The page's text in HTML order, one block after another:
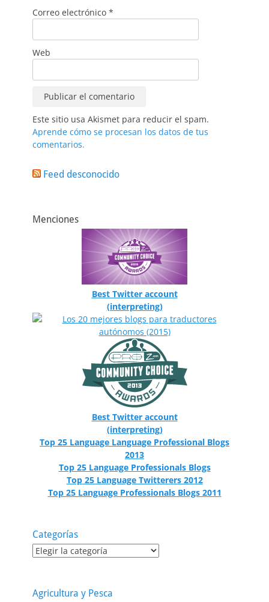
Correo electrónico *
Web
Este sitio usa Akismet para reducir el spam.
Aprende cómo se procesan los datos de tus
comentarios.
Feed desconocido
Menciones
Best Twitter account
(interpreting)
Best Twitter account
(interpreting)
Top 25 Language Language Professional Blogs
2013
Top 25 Language Professionals Blogs
Top 25 Language Twitterers 2012
Top 25 Language Professionals Blogs 2011
Categorías
Categorías
Agricultura y Pesca